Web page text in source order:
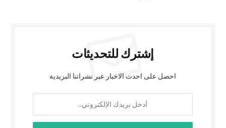
إشترك للتحديثات
احصل على احدث الاخبار عبر نشراتنا البريدية